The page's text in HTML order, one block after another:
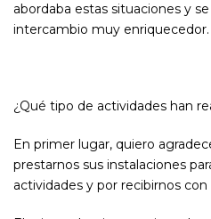
abordaba estas situaciones y
intercambio muy enriquecedor.
¿Qué tipo de actividades han
En primer lugar, quiero
prestarnos sus instalaciones
actividades y por recibirnos con